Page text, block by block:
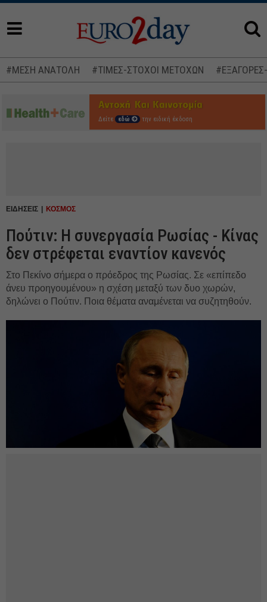
#ΜΕΣΗ ΑΝΑΤΟΛΗ #ΤΙΜΕΣ-ΣΤΟΧΟΙ ΜΕΤΟΧΩΝ
Δείτε εδώ την ειδική έκδοση
ΕΙΔΗΣΕΙΣ ΚΟΣΜΟΣ
Πούτιν: Η συνεργασία Ρωσίας - Κίνας
δεν στρέφεται εναντίον κανενός
Στο Πεκίνο σήμερα ο πρόεδρος της Ρωσίας. Σε «επίπεδο
άνευ προηγουμένου» η σχέση μεταξύ των δυο χωρών,
δηλώνει ο Πούτιν. Ποια θέματα αναμένεται να συζητηθούν.